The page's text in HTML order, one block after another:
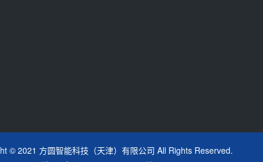
© 2021 方圆智能科技（天津）有限公司 All Rights Reserved.